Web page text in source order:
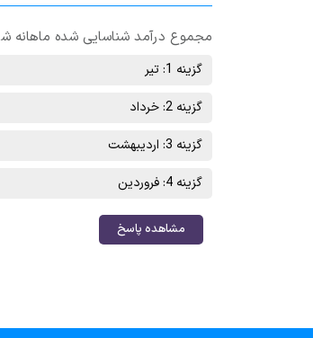
مجموع درآمد شناسایی شده ماهانه
گزینه 1: تیر
گزینه 2: خرداد
گزینه 3: اردیبهشت
گزینه 4: فروردین
مشاهده پاسخ